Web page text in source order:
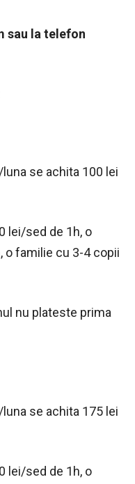
sau la telefon
se achita 100 lei
lei/sed de 1h, o
o familie cu 3-4 copii
nu plateste prima
se achita 175 lei
lei/sed de 1h, o